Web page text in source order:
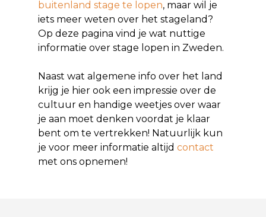
buitenland stage te lopen, maar wil je
iets meer weten over het stageland?
Op deze pagina vind je wat nuttige
informatie over stage lopen in Zweden.
Naast wat algemene info over het land
krijg je hier ook een impressie over de
cultuur en handige weetjes over waar
je aan moet denken voordat je klaar
bent om te vertrekken! Natuurlijk kun
je voor meer informatie altijd contact
met ons opnemen!